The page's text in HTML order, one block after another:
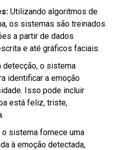
Utilizando algoritmos de
os sistemas são treinados
a partir de dados
e até gráficos faciais.
detecção, o sistema
identificar a emoção
Isso pode incluir
está feliz, triste,
o sistema fornece uma
à emoção detectada,